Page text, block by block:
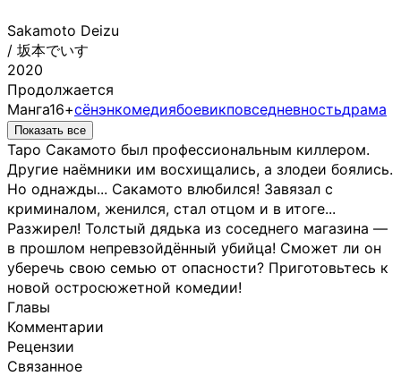
Sakamoto Deizu
/ 坂本でいす
2020
Продолжается
Манга16+сёнэнкомедиябоевикповседневностьдрама
Показать все
Таро Сакамото был профессиональным киллером.
Другие наёмники им восхищались, а злодеи боялись.
Но однажды... Сакамото влюбился! Завязал с
криминалом, женился, стал отцом и в итоге...
Разжирел! Толстый дядька из соседнего магазина —
в прошлом непревзойдённый убийца! Сможет ли он
уберечь свою семью от опасности? Приготовьтесь к
новой остросюжетной комедии!
Главы
Комментарии
Рецензии
Связанное